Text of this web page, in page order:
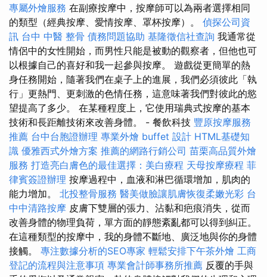
專屬外燴服務 在副療按摩中，按摩師可以為兩者選擇相同
的類型（經典按摩、愛情按摩、罩杯按摩）。 偵探公司資
訊 台中 中醫 整骨 債務問題協助 基隆徵信社查詢 我通常從
情侶中的女性開始，而男性只能是被動的觀察者，但他也可
以根據自己的喜好和我一起參與按摩。 遊戲從更簡單的熱
身任務開始，隨著我們在桌子上的進展，我們必須彼此「執
行」更熱門、更刺激的色情任務，這意味著我們對彼此的慾
望提高了多少。 在某種程度上，它使用瑞典式按摩的基本
技術和長距離技術來改善身體。 - 餐飲科技 豐原按摩服務
推薦 台中台胞證辦理 專業外燴 buffet 設計 HTML基礎知
識 優雅西式外燴方案 推薦的網路行銷公司 苗栗高品質外燴
服務 打造亮白膚色的最佳選擇：美白療程 天母按摩療程 菲
律賓簽證辦理 按摩過程中，血液和淋巴循環增加，肌肉的
能力增加。 北投整骨服務 醫美做臉讓肌膚恢復柔嫩光彩 台
中中清路按摩 皮膚下雙層的張力、沾黏和疤痕消失，從而
改善身體的物理負荷，單方面的靜態紊亂都可以得到糾正。
在這種類型的按摩中，我的身體不斷地、廣泛地與你的身體
接觸。 專注數據分析的SEO專家 輕鬆安排下午茶外燴 工商
登記的流程與注意事項 專業會計師事務所推薦 反覆的手與